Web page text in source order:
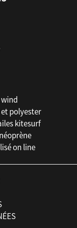
polyester
kitesurf
on line